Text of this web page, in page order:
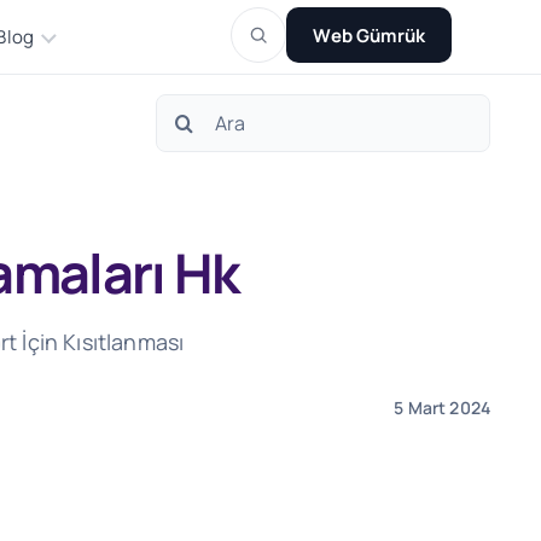
Web Gümrük
Search
Hk
Kısıtlanması
5 Mart 2024